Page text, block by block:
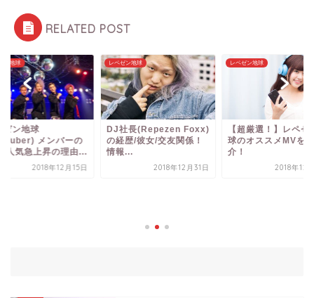
RELATED POST
ン地球
ゼン地球
メンバーの
/人気急上昇の理由...
2018年12月15日
レペゼン地球
DJ社長(Repezen Foxx)
の経歴/彼女/交友関係！
情報...
2018年12月31日
レペゼン地球
【超厳選！】レペゼ
球のオススメMVを紹
介！
2018年12